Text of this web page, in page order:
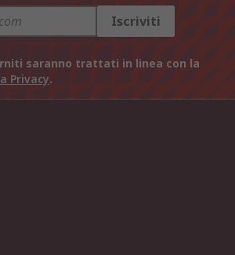
Iscriviti
saranno trattati in linea con la
Privacy.